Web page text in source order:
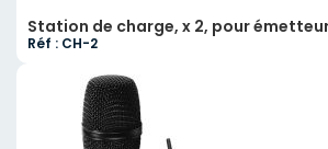
Station de charge, x 2, pour
Réf : CH-2